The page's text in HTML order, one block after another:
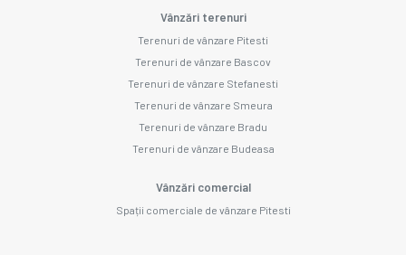
Vânzări terenuri
Terenuri de vânzare Pitesti
Terenuri de vânzare Bascov
Terenuri de vânzare Stefanesti
Terenuri de vânzare Smeura
Terenuri de vânzare Bradu
Terenuri de vânzare Budeasa
Vânzări comercial
Spații comerciale de vânzare Pitesti